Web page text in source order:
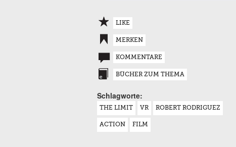
LIKE
MERKEN
KOMMENTARE
BÜCHER ZUM THEMA
Schlagworte:
THE LIMIT VR ROBERT RODRIGUEZ
ACTION FILM